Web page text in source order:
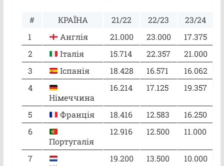
# КРАЇНА 21/22 22/23 23/24
1
Англія 21.000 23.000 17.375
2
Італія 15.714 22.357 21.000
3
Іспанія 18.428 16.571 16.062
4
Німеччина
16.214 17.125 19.357
5 Франція 18.416 12.583 16.250
6
Португалія
12.916 12.500 11.000
7
19.200 13.500 10.000